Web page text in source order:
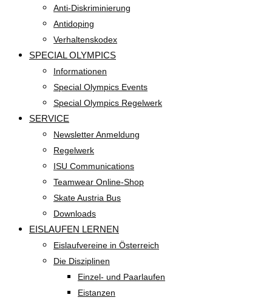
Anti-Diskriminierung
Antidoping
Verhaltenskodex
SPECIAL OLYMPICS
Informationen
Special Olympics Events
Special Olympics Regelwerk
SERVICE
Newsletter Anmeldung
Regelwerk
ISU Communications
Teamwear Online-Shop
Skate Austria Bus
Downloads
EISLAUFEN LERNEN
Eislaufvereine in Österreich
Die Disziplinen
Einzel- und Paarlaufen
Eistanzen